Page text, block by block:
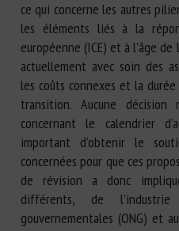
ce qui concerne les autres
les éléments liés à la
européenne (ICE) et à l’âge de
actuellement avec soin des
les coûts connexes et la
transition. Aucune
concernant le calendrier
important d’obtenir le
concernées pour que ces
de révision a donc
différents, de
gouvernementales (ONG) et